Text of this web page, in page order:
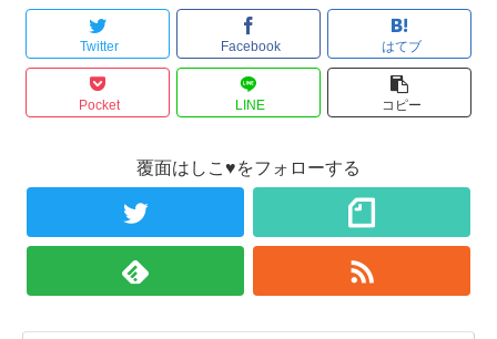
Twitter Facebook はてブ
Pocket LINE コピー
覆面はしこ♥をフォローする